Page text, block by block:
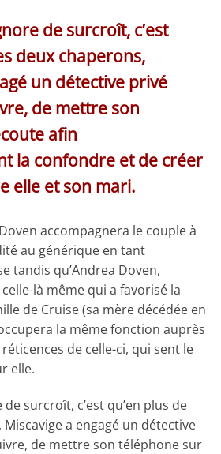
de surcroît, c’est
deux chaperons,
un détective privé
de mettre son
afin
la confondre et de créer
elle et son mari.
accompagnera le couple à
au générique en tant
tandis qu’Andrea Doven,
là même qui a favorisé la
de Cruise (sa mère décédée en
la même fonction auprès
de celle-ci, qui sent le
elle.
surcroît, c’est qu’en plus de
a engagé un détective
de mettre son téléphone sur